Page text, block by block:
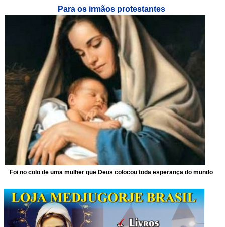
Para os irmãos protestantes
Foi no colo de uma mulher que Deus colocou toda esperança do mundo